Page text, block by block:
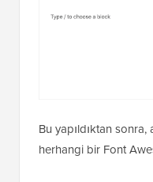
Bu yapıldıktan sonra,
herhangi bir Font